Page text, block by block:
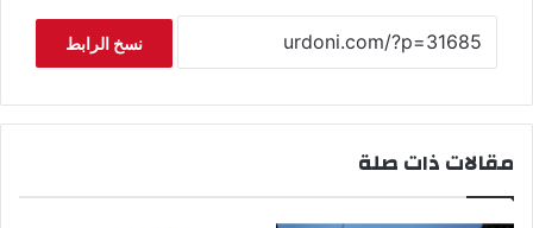
نسخ الرابط
مقالات ذات صلة